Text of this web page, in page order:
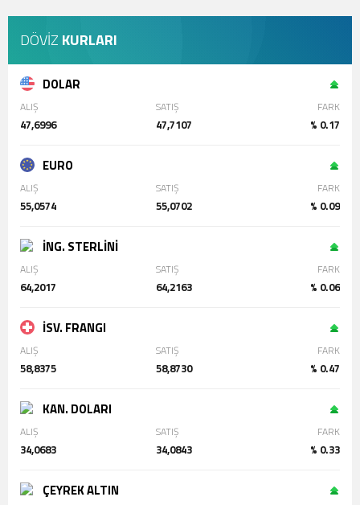
DÖVİZ KURLARI
DOLAR
ALIŞ SATIŞ FARK
47,6996 47,7107 % 0.17
EURO
ALIŞ SATIŞ FARK
55,0574 55,0702 % 0.09
İNG. STERLİNİ
ALIŞ SATIŞ FARK
64,2017 64,2163 % 0.06
İSV. FRANGI
ALIŞ SATIŞ FARK
58,8375 58,8730 % 0.47
KAN. DOLARI
ALIŞ SATIŞ FARK
34,0683 34,0843 % 0.33
ÇEYREK ALTIN